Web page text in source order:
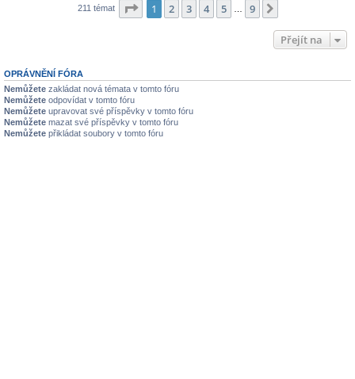
211 témat Stránka z
1 2 3 4 5 9
Přejít na
OPRÁVNĚNÍ FÓRA
Nemůžete zakládat nová témata v tomto fóru
Nemůžete odpovídat v tomto fóru
Nemůžete upravovat své příspěvky v tomto fóru
Nemůžete mazat své příspěvky v tomto fóru
Nemůžete přikládat soubory v tomto fóru